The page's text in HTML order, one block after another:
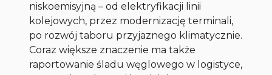
niskoemisyjną – od elektryfikacji linii
kolejowych, przez modernizację terminali,
po rozwój taboru przyjaznego klimatycznie.
Coraz większe znaczenie ma także
raportowanie śladu węglowego w logistyce,